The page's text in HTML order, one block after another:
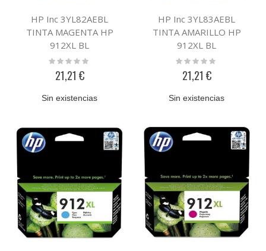
HP Inc 3YL82AEBL
TINTA MAGENTA HP
912XL BL
Rating:
21,21 €
Sin existencias
HP Inc 3YL83AEBL
TINTA AMARILLO HP
912XL BL
Rating:
21,21 €
Sin existencias